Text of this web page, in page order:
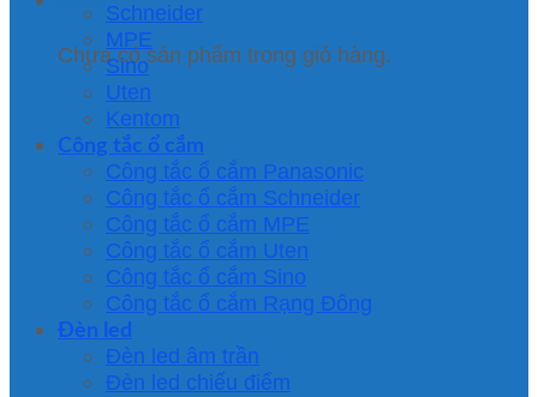
Chưa có sản phẩm trong giỏ hàng.
Schneider
MPE
Sino
Uten
Kentom
Công tắc ổ cắm
Công tắc ổ cắm Panasonic
Công tắc ổ cắm Schneider
Công tắc ổ cắm MPE
Công tắc ổ cắm Uten
Công tắc ổ cắm Sino
Công tắc ổ cắm Rạng Đông
Đèn led
Đèn led âm trần
Đèn led chiếu điểm